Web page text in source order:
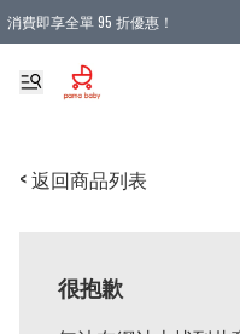
消費即享全單 95 折優惠！
購物滿 HKD 900.00即享免運費優惠
< 返回商品列表
很抱歉